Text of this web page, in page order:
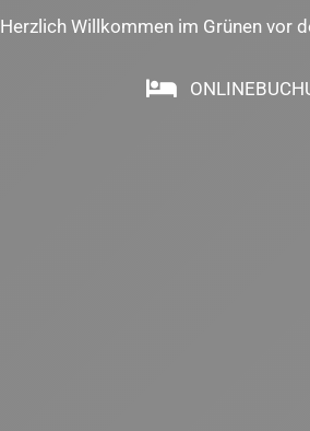
Herzlich Willkommen im Grünen vor